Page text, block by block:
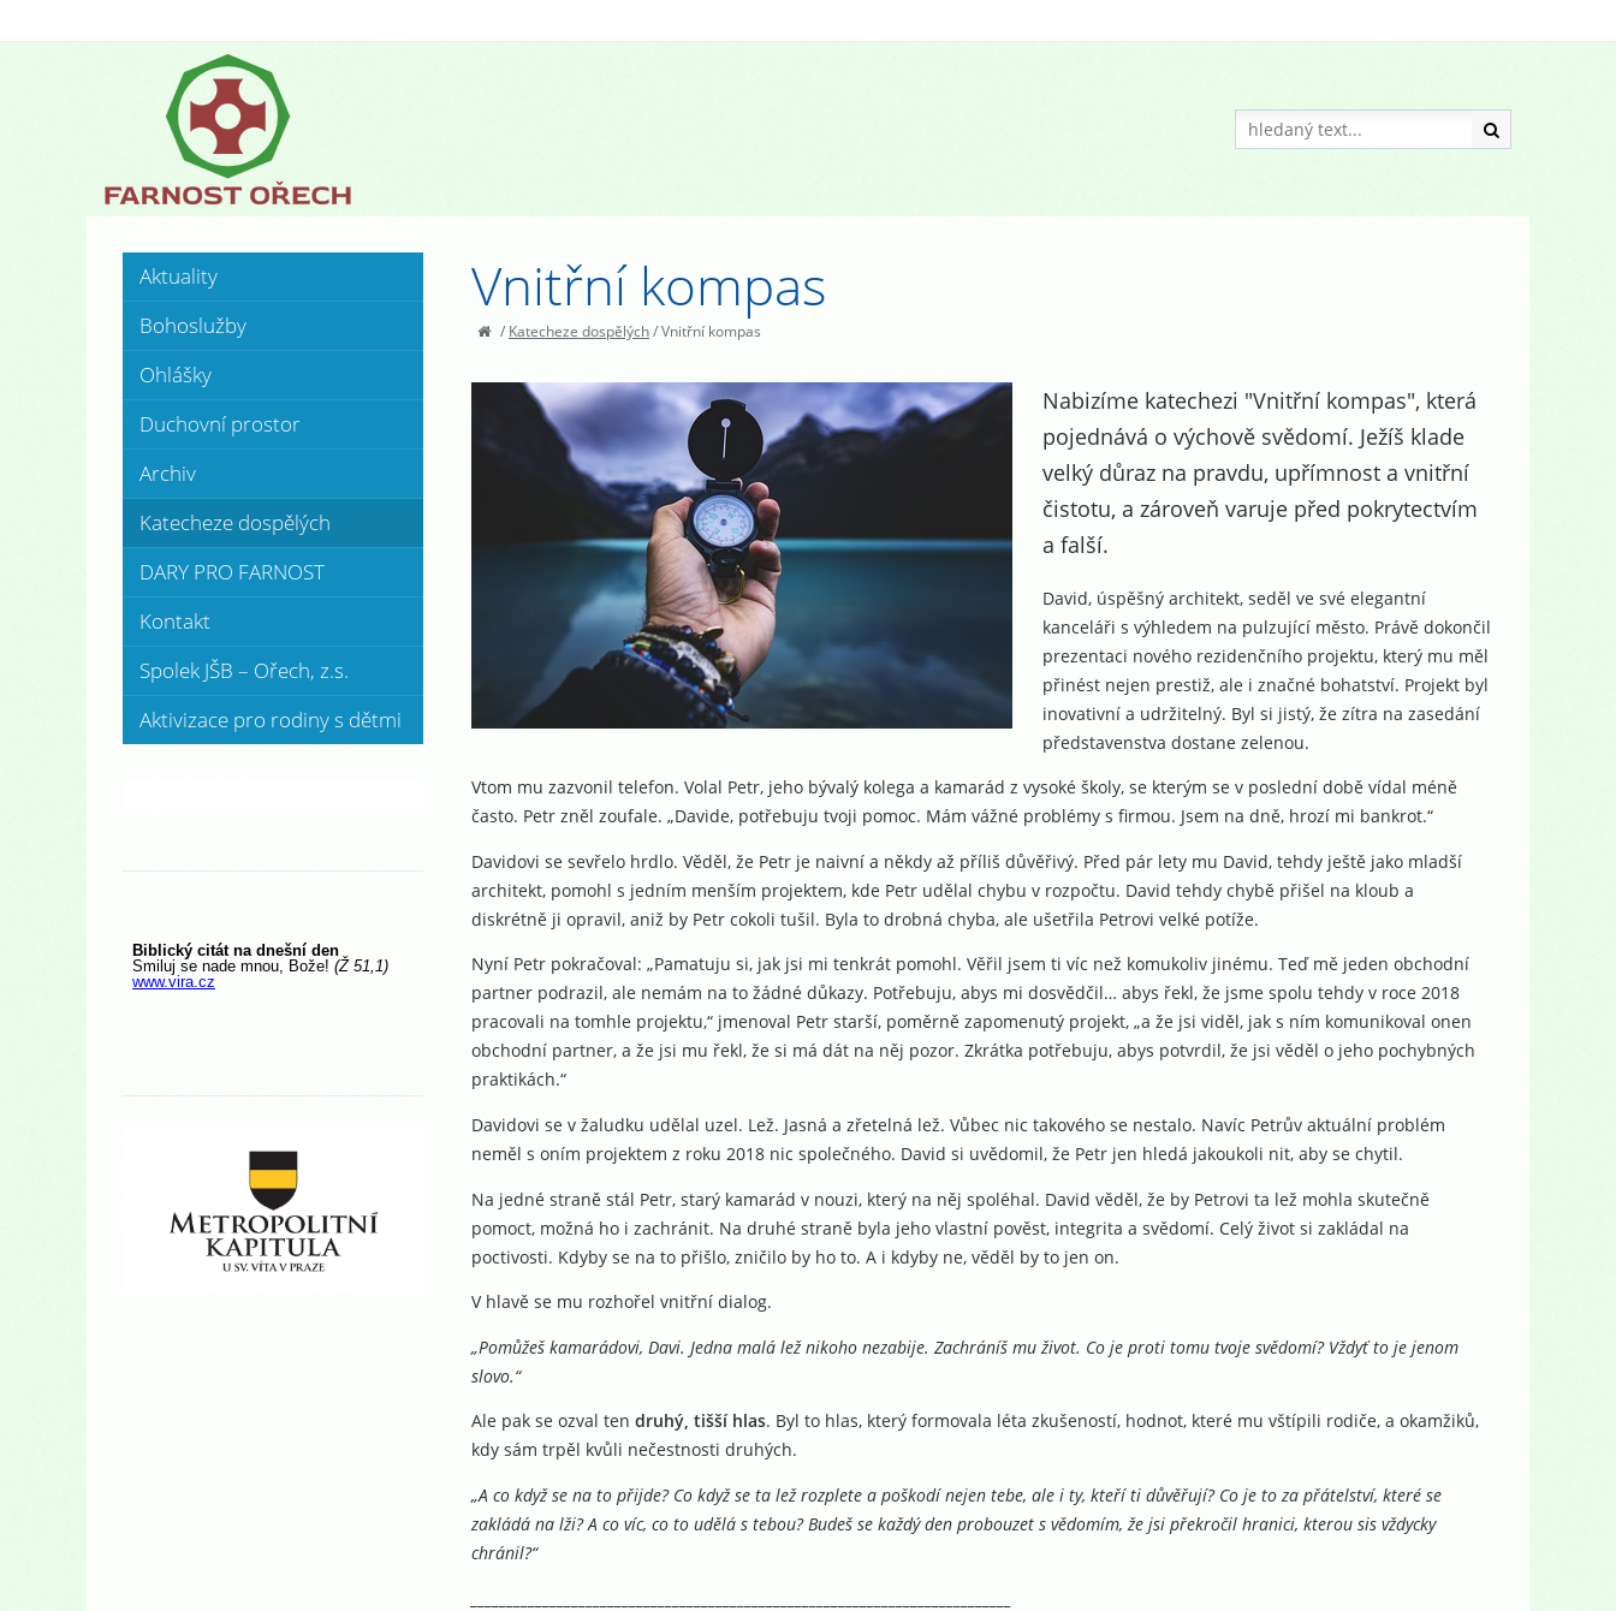
Vnitřní kompas
/ Katecheze dospělých/Vnitřní kompas
Nabizíme katechezi "Vnitřní kompas", která
pojednává o výchově svědomí. Ježíš klade
velký důraz na pravdu, upřímnost a vnitřní
čistotu, a zároveň varuje před pokrytectvím
a falší.
David, úspěšný architekt, seděl ve své elegantní
kanceláři s výhledem na pulzující město. Právě dokončil
prezentaci nového rezidenčního projektu, který mu měl
přinést nejen prestiž, ale i značné bohatství. Projekt byl
inovativní a udržitelný. Byl si jistý, že zítra na zasedání
představenstva dostane zelenou.
Vtom mu zazvonil telefon. Volal Petr, jeho bývalý kolega a kamarád z vysoké školy, se kterým se v poslední době vídal méně
často. Petr zněl zoufale. „Davide, potřebuju tvoji pomoc. Mám vážné problémy s firmou. Jsem na dně, hrozí mi bankrot.“
Davidovi se sevřelo hrdlo. Věděl, že Petr je naivní a někdy až příliš důvěřivý. Před pár lety mu David, tehdy ještě jako mladší
architekt, pomohl s jedním menším projektem, kde Petr udělal chybu v rozpočtu. David tehdy chybě přišel na kloub a
diskrétně ji opravil, aniž by Petr cokoli tušil. Byla to drobná chyba, ale ušetřila Petrovi velké potíže.
Nyní Petr pokračoval: „Pamatuju si, jak jsi mi tenkrát pomohl. Věřil jsem ti víc než komukoliv jinému. Teď mě jeden obchodní
partner podrazil, ale nemám na to žádné důkazy. Potřebuju, abys mi dosvědčil… abys řekl, že jsme spolu tehdy v roce 2018
pracovali na tomhle projektu,“ jmenoval Petr starší, poměrně zapomenutý projekt, „a že jsi viděl, jak s ním komunikoval onen
obchodní partner, a že jsi mu řekl, že si má dát na něj pozor. Zkrátka potřebuju, abys potvrdil, že jsi věděl o jeho pochybných
praktikách.“
Davidovi se v žaludku udělal uzel. Lež. Jasná a zřetelná lež. Vůbec nic takového se nestalo. Navíc Petrův aktuální problém
neměl s oním projektem z roku 2018 nic společného. David si uvědomil, že Petr jen hledá jakoukoli nit, aby se chytil.
Na jedné straně stál Petr, starý kamarád v nouzi, který na něj spoléhal. David věděl, že by Petrovi ta lež mohla skutečně
pomoct, možná ho i zachránit. Na druhé straně byla jeho vlastní pověst, integrita a svědomí. Celý život si zakládal na
poctivosti. Kdyby se na to přišlo, zničilo by ho to. A i kdyby ne, věděl by to jen on.
V hlavě se mu rozhořel vnitřní dialog.
„Pomůžeš kamarádovi, Davi. Jedna malá lež nikoho nezabije. Zachráníš mu život. Co je proti tomu tvoje svědomí? Vždyť to je jenom
slovo.“
Ale pak se ozval ten druhý, tišší hlas. Byl to hlas, který formovala léta zkušeností, hodnot, které mu vštípili rodiče, a okamžiků,
kdy sám trpěl kvůli nečestnosti druhých.
„A co když se na to přijde? Co když se ta lež rozplete a poškodí nejen tebe, ale i ty, kteří ti důvěřují? Co je to za přátelství, které se
zakládá na lži? A co víc, co to udělá s tebou? Budeš se každý den probouzet s vědomím, že jsi překročil hranici, kterou sis vždycky
chránil?“
Aktuality
Bohoslužby
Ohlášky
Duchovní prostor
Archiv
Katecheze dospělých
DARY PRO FARNOST
Kontakt
Spolek JŠB – Ořech, z.s.
Aktivizace pro rodiny s dětmi